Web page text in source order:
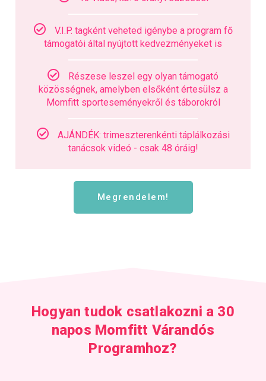
V.I.P. tagként veheted igénybe a program fő
támogatói által nyújtott kedvezményeket is
Részese leszel egy olyan támogató
közösségnek, amelyben elsőként értesülsz a
Momfitt sporteseményekről és táborokról
AJÁNDÉK: trimeszterenkénti táplálkozási
tanácsok videó - csak 48 óráig!
Megrendelem!
Hogyan tudok csatlakozni a 30
napos Momfitt Várandós
Programhoz?